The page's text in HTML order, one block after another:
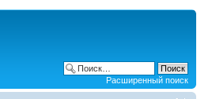
Расширенный поиск